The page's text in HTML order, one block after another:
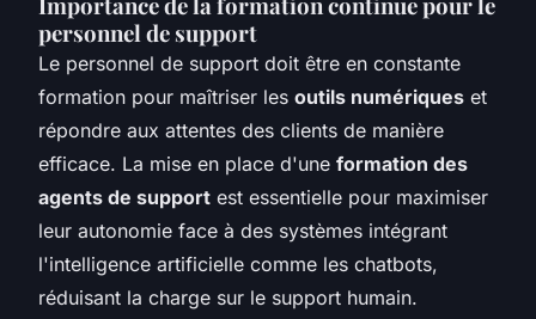
personnel de support
Le personnel de support doit être en constante
formation pour maîtriser les outils numériques et
répondre aux attentes des clients de manière
efficace. La mise en place d'une formation des
agents de support est essentielle pour maximiser
leur autonomie face à des systèmes intégrant
l'intelligence artificielle comme les chatbots,
réduisant la charge sur le support humain.